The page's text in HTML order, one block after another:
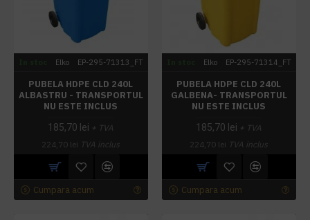
Elko EP-295-71313_FT
PUBELA HDPE CLD 240L
ALBASTRU - TRANSPORTUL
NU ESTE INCLUS
185,70 lei + TVA
224,70 lei TVA inclus
Cumpara acum
Elko EP-295-71314_FT
PUBELA HDPE CLD 240L
GALBENA- TRANSPORTUL
NU ESTE INCLUS
185,70 lei + TVA
224,70 lei TVA inclus
Cumpara acum